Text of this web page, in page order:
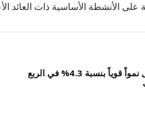
على الأنشطة الأساسية ذات العائد
الاقتصاد الأميركي يسجّل نمواً قوياً بنسبة 4.3% في الربع